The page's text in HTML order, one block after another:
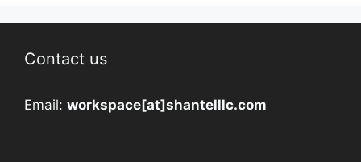
Contact us
Email: workspace[at]shantelllc.com